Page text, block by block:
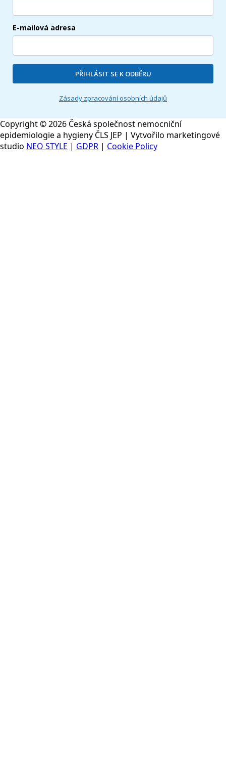
E-mailová adresa
PŘIHLÁSIT SE K ODBĚRU
Zásady zpracování osobních údajů
Copyright © 2026 Česká společnost nemocniční
epidemiologie a hygieny ČLS JEP | Vytvořilo marketingové
studio NEO STYLE | GDPR | Cookie Policy